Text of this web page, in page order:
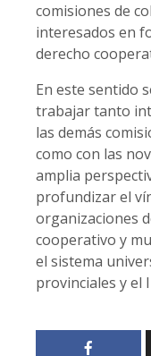
comisiones de
interesados en
derecho
En este sentido
trabajar tanto
las demás
como con las
amplia
profundizar el
organizaciones
cooperativo y
el sistema
provinciales y el